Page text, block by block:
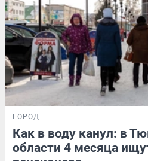
ГОРОД
Как в воду канул: в
области 4 месяца